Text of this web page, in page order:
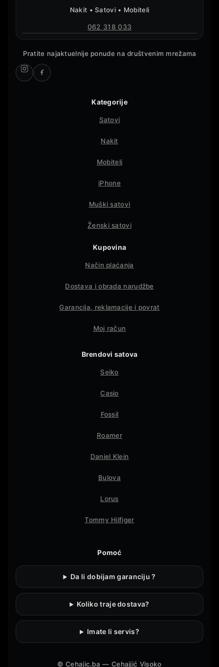
Nakit • Satovi • Mobiteli
062 318 033
Pratite najaktuelnije ponude na društvenim mrežama
Kategorije
Satovi
Nakit
Mobiteli
iPhone
Muški satovi
Ženski satovi
Kupovina
Način plaćanja
Dostava i obrada narudžbe
Garancija, reklamacije i povrat
Moj račun
Brendovi satova
Seiko
Casio
Fossil
Roamer
Daniel Klein
Bulova
Lorus
Tommy Hilfiger
Pomoć
Da li dobijam garanciju ?
Koliko traje dostava?
Imate li servis?
©Cehajic.ba — Cehajjić Visoko